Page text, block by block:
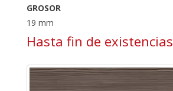
GROSOR
19 mm
Hasta fin de existencias